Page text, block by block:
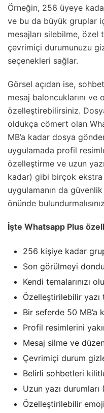
Örneğin, 256 üyeye
ve bu da büyük gruplar
mesajları silebilme,
çevrimiçi durumunuzu
seçenekleri sağlar.
Görsel açıdan ise,
mesaj baloncuklarını
özelleştirebilirsiniz.
oldukça cömert olan
MB’a kadar dosya
uygulamada profil
özelleştirme ve uzun
kadar) gibi birçok
uygulamanın da güvenlik
önünde
İşte Whatsapp Plus
256 kişiye kadar
Son görülmeyi
Kendi temalarınızı
Özelleştirilebilir
Bir seferde 50 MB’a
Profil resimlerini
Mesaj silme ve
Çevrimiçi durum
Belirli sohbetleri
Uzun yazı
Özelleştirilebilir